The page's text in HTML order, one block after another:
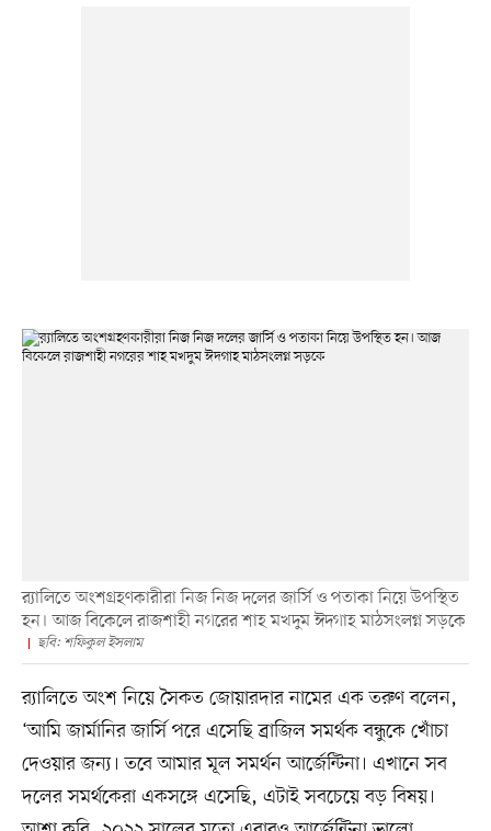
র‍্যালিতে অংশগ্রহণকারীরা নিজ নিজ দলের জার্সি ও পতাকা নিয়ে উপস্থিত
হন। আজ বিকেলে রাজশাহী নগরের শাহ মখদুম ঈদগাহ মাঠসংলগ্ন সড়কে
ছবি: শফিকুল ইসলাম
র‍্যালিতে অংশ নিয়ে সৈকত জোয়ারদার নামের এক তরুণ বলেন,
‘আমি জার্মানির জার্সি পরে এসেছি ব্রাজিল সমর্থক বন্ধুকে খোঁচা
দেওয়ার জন্য। তবে আমার মূল সমর্থন আর্জেন্টিনা। এখানে সব
দলের সমর্থকেরা একসঙ্গে এসেছি, এটাই সবচেয়ে বড় বিষয়।